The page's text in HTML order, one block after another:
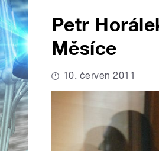
Petr
Měsíce
10. červen 2011